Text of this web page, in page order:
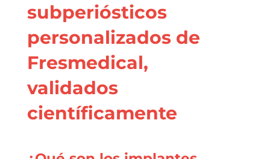
subperiósticos
personalizados de
Fresmedical,
validados
científicamente